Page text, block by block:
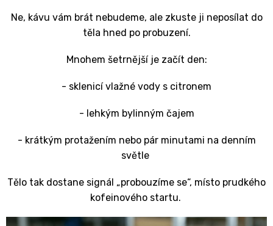
Ne, kávu vám brát nebudeme, ale zkuste ji neposílat do
těla hned po probuzení.
Mnohem šetrnější je začít den:
- sklenicí vlažné vody s citronem
- lehkým bylinným čajem
- krátkým protažením nebo pár minutami na denním
světle
Tělo tak dostane signál „probouzíme se“, místo prudkého
kofeinového startu.